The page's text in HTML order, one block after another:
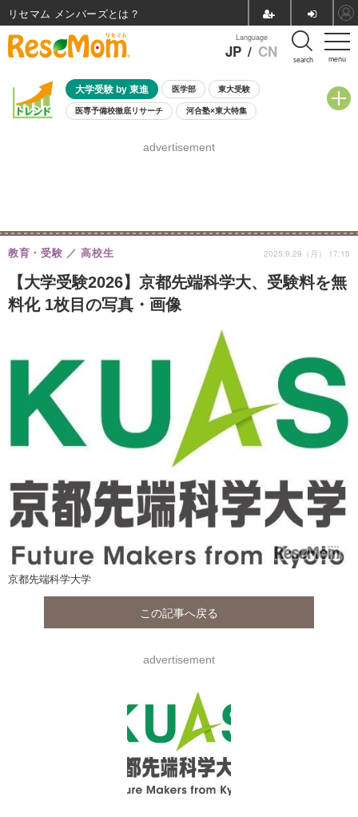
menu
Language
JP / CN search
大学受験 by 東進 医学部 東大受験
医専予備校徹底リサーチ 河合塾×東大特集
8月開催学校説明会・相談会
advertisement
【大学受験2026】京都先端科学大、受験料を無
料化 1枚目の写真・画像
教育・受験 高校生 2025.9.29（月） 17:15
京都先端科学大学
この記事へ戻る
advertisement
リセマム メンバーズ